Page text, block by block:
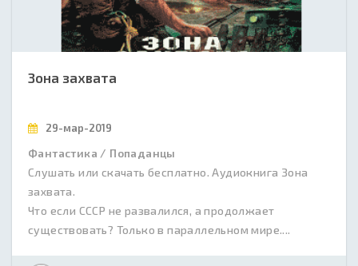
Зона захвата
29-мар-2019
Фантастика / Попаданцы
Слушать или скачать бесплатно. Аудиокнига Зона
захвата.
Что если СССР не развалился, а продолжает
существовать? Только в параллельном мире....